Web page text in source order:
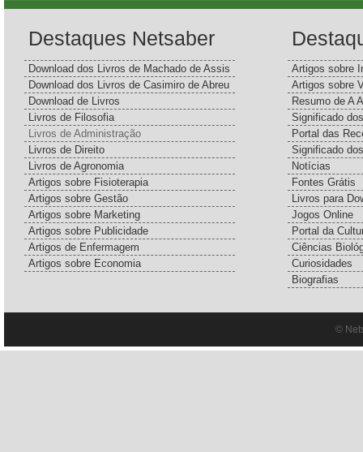
Destaques Netsaber
Download dos Livros de Machado de Assis
Download dos Livros de Casimiro de Abreu
Download de Livros
Livros de Filosofia
Livros de Administração
Livros de Direito
Livros de Agronomia
Artigos sobre Fisioterapia
Artigos sobre Gestão
Artigos sobre Marketing
Artigos sobre Publicidade
Artigos de Enfermagem
Artigos sobre Economia
Artigos sobre
Artigos sobre
Resumo de A
Significado
Portal das
Significado
Notícias
Fontes Grátis
Livros para
Jogos Online
Portal da
Ciências
Curiosidades
Biografias
©